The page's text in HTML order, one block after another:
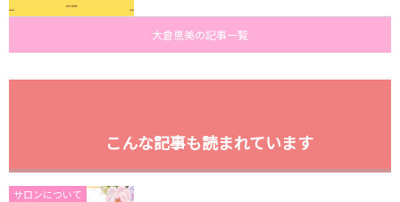
大倉恵美の記事一覧
こんな記事も読まれています
サロンについて